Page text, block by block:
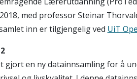
med professor Steinar
inn er tilgjengelig ved UiT
gjort en ny datainnsamling for å